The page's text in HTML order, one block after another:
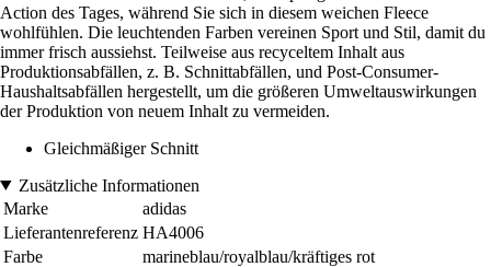
Action des Tages, während Sie sich in diesem weichen Fleece
wohlfühlen. Die leuchtenden Farben vereinen Sport und Stil, damit du
immer frisch aussiehst. Teilweise aus recyceltem Inhalt aus
Produktionsabfällen, z. B. Schnittabfällen, und Post-Consumer-
Haushaltsabfällen hergestellt, um die größeren Umweltauswirkungen
der Produktion von neuem Inhalt zu vermeiden.
Gleichmäßiger Schnitt
Zusätzliche Informationen
Marke
adidas
Lieferantenreferenz HA4006
Farbe
marineblau/royalblau/kräftiges rot